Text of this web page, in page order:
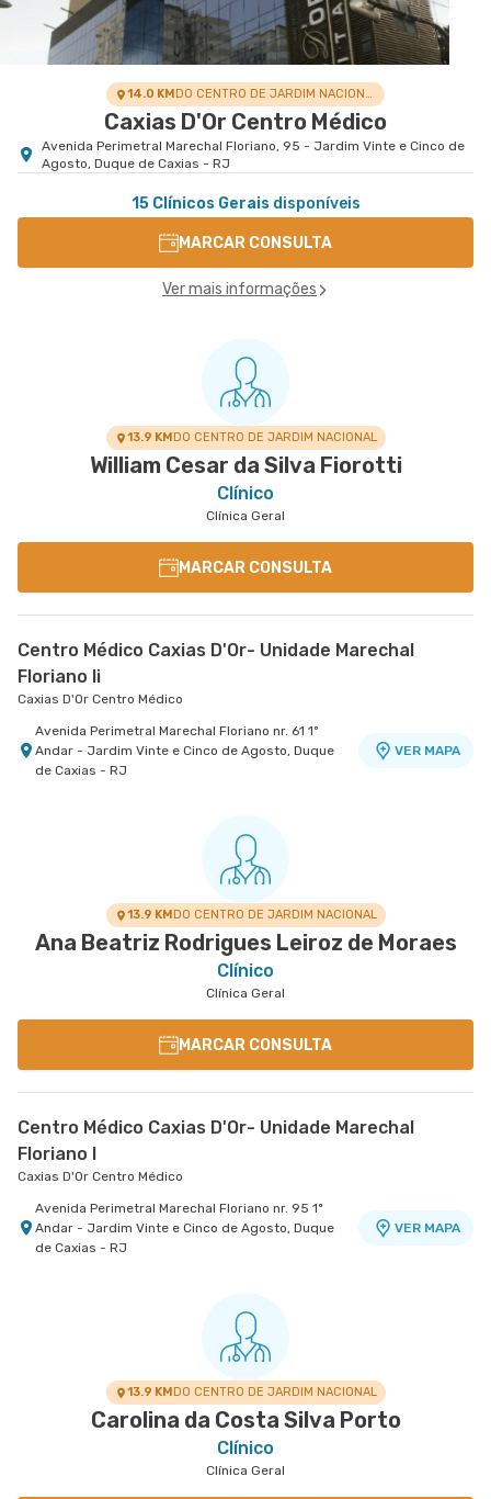
14.0 KM DO CENTRO DE JARDIM NACIONAL
Caxias D'Or Centro Médico
Avenida Perimetral Marechal Floriano, 95 - Jardim Vinte e Cinco de
Agosto, Duque de Caxias - RJ
15 Clínicos Gerais disponíveis
MARCAR CONSULTA
Ver mais informações
13.9 KMDO CENTRO DE JARDIM NACIONAL
William Cesar da Silva Fiorotti
Clínico
Clínica Geral
MARCAR CONSULTA
Centro Médico Caxias D'Or- Unidade Marechal
Floriano Ii
Caxias D'Or Centro Médico
Avenida Perimetral Marechal Floriano nr. 61 1º
Andar - Jardim Vinte e Cinco de Agosto, Duque
de Caxias - RJ
VER MAPA
13.9 KMDO CENTRO DE JARDIM NACIONAL
Ana Beatriz Rodrigues Leiroz de Moraes
Clínico
Clínica Geral
MARCAR CONSULTA
Centro Médico Caxias D'Or- Unidade Marechal
Floriano I
Caxias D'Or Centro Médico
Avenida Perimetral Marechal Floriano nr. 95 1º
Andar - Jardim Vinte e Cinco de Agosto, Duque
de Caxias - RJ
VER MAPA
13.9 KMDO CENTRO DE JARDIM NACIONAL
Carolina da Costa Silva Porto
Clínico
Clínica Geral